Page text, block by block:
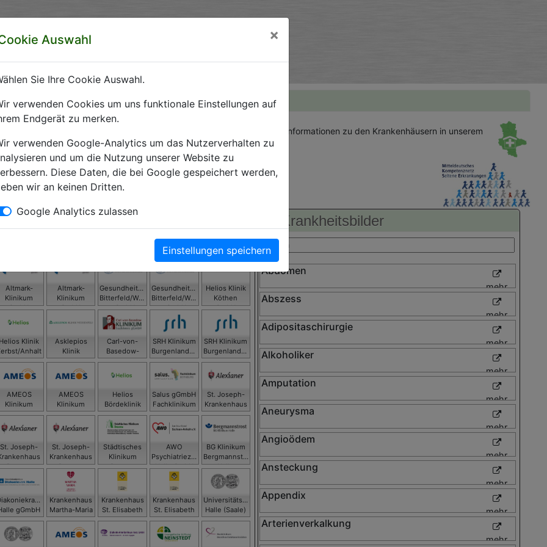
Sachsen-Anhalt
Sachsen-Anhalt e.V.
Sachsen-Anhalts
Sachsen-Anhalt. Hier finden Sie alle wichtigen
Informationen zu den Krankenhäusern in unserem
Kliniken
Altmark-
Klinikum
gGmbH -
Gardelegen
Altmark-
Klinikum
gGmbH -
Gesundheitszentrum
Bitterfeld/Wolfen
gGmbH
Gesundheitszentrum
Bitterfeld/Wolfen
gGmbH
Helios Klinik
Köthen
GmbH
Helios Klinik
Anhalt
Asklepios
Klinik
Weißenfels
Carl-von-
Basedow-
Klinikum
Saalekreis
gGmbH
SRH Klinikum
Burgenlandkreis
GmbH,
Klinikum
Naumburg
SRH Klinikum
Burgenlandkreis
GmbH, SRH
Klinikum
Zeitz
AMEOS
Klinikum
AMEOS
Klinikum
Haldensleben
GmbH
Helios
Bördeklinik
Salus gGmbH
Fachklinikum
Bernburg
St. Joseph-
Krankenhaus
Dessau
St. Joseph-
Dessau
St. Joseph-
Krankenhaus
Dessau
Städtisches
Klinikum
Dessau
AWO
Psychiatriezentrum
Halle GmbH
BG Klinikum
Bergmannstrost
Halle
gGmbH
Krankenhaus
Martha-Maria
Halle-Dölau
Krankenhaus
St. Elisabeth
und St.
Barbara Halle
(Saale) GmbH
Krankenhaus
St. Elisabeth
und St.
Barbara Halle
(Saale) GmbH
Universitätsklinikum
Halle (Saale)
Krankheitsbilder
Abdomen
mehr
Abszess
mehr
Adipositaschirurgie
mehr
Alkoholiker
mehr
Amputation
mehr
Aneurysma
mehr
Angioödem
mehr
Ansteckung
mehr
Appendix
mehr
Arterienverkalkung
mehr
Auswahl ×
Sie Ihre Cookie Auswahl.
verwenden Cookies um uns funktionale Einstellungen auf
Endgerät zu merken.
verwenden Google-Analytics um das Nutzerverhalten zu
und um die Nutzung unserer Website zu
Diese Daten, die bei Google gespeichert werden,
wir an keinen Dritten.
Google Analytics zulassen
Einstellungen speichern